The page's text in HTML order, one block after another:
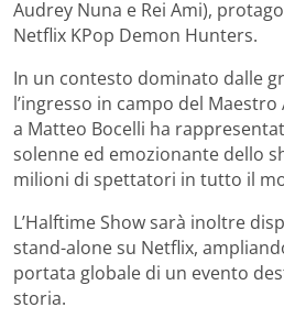
Audrey Nuna e Rei Ami),
Netflix KPop Demon Hunters.
In un contesto dominato dalle
l’ingresso in campo del
a Matteo Bocelli ha
solenne ed emozionante dello
milioni di spettatori in tutto il
L’Halftime Show sarà inoltre
stand-alone su Netflix,
portata globale di un evento
storia.